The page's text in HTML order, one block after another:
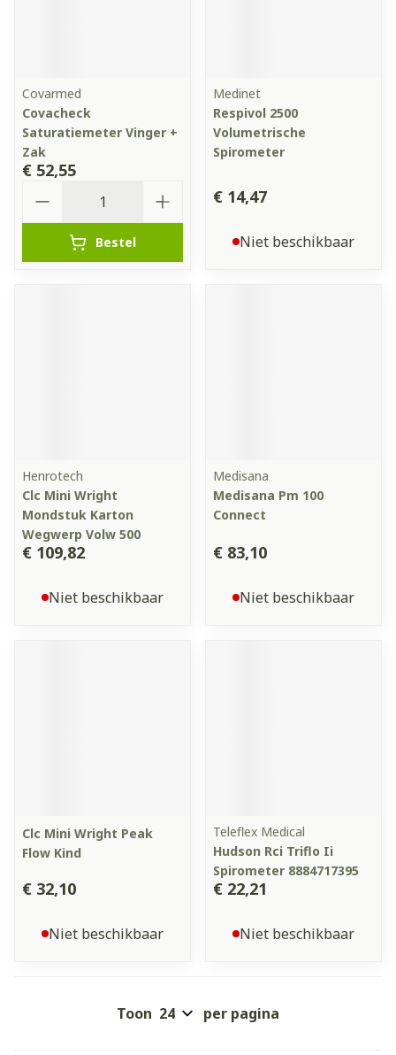
Covarmed
Covacheck
Saturatiemeter Vinger +
Zak
€ 52,55
Bestel
Medinet
Respivol 2500
Volumetrische
Spirometer
€ 14,47
Niet beschikbaar
Henrotech
Clc Mini Wright
Mondstuk Karton
Wegwerp Volw 500
€ 109,82
Niet beschikbaar
Medisana
Medisana Pm 100
Connect
€ 83,10
Niet beschikbaar
Clc Mini Wright Peak
Flow Kind
€ 32,10
Niet beschikbaar
Teleflex Medical
Hudson Rci Triflo Ii
Spirometer 8884717395
€ 22,21
Niet beschikbaar
Toon per pagina